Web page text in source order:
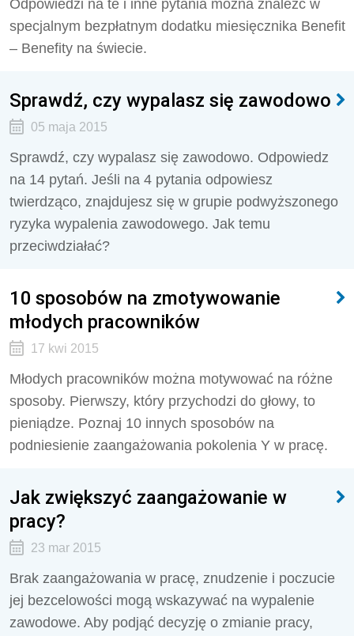
Odpowiedzi na te i inne pytania można znaleźć w
specjalnym bezpłatnym dodatku miesięcznika Benefit
– Benefity na świecie.
Sprawdź, czy wypalasz się zawodowo
05 maja 2015
Sprawdź, czy wypalasz się zawodowo. Odpowiedz
na 14 pytań. Jeśli na 4 pytania odpowiesz
twierdząco, znajdujesz się w grupie podwyższonego
ryzyka wypalenia zawodowego. Jak temu
przeciwdziałać?
10 sposobów na zmotywowanie
młodych pracowników
17 kwi 2015
Młodych pracowników można motywować na różne
sposoby. Pierwszy, który przychodzi do głowy, to
pieniądze. Poznaj 10 innych sposobów na
podniesienie zaangażowania pokolenia Y w pracę.
Jak zwiększyć zaangażowanie w
pracy?
23 mar 2015
Brak zaangażowania w pracę, znudzenie i poczucie
jej bezcelowości mogą wskazywać na wypalenie
zawodowe. Aby podjąć decyzję o zmianie pracy,